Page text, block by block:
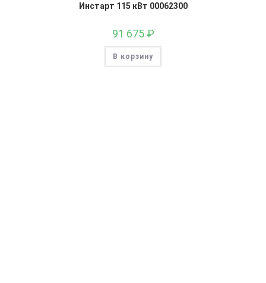
Инстарт 115 кВт 00062300
91 675 ₽
В корзину